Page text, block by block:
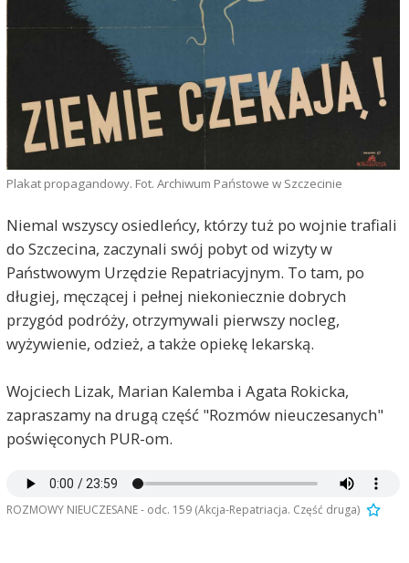
Plakat propagandowy. Fot. Archiwum Państowe w Szczecinie
Niemal wszyscy osiedleńcy, którzy tuż po wojnie trafiali
do Szczecina, zaczynali swój pobyt od wizyty w
Państwowym Urzędzie Repatriacyjnym. To tam, po
długiej, męczącej i pełnej niekoniecznie dobrych
przygód podróży, otrzymywali pierwszy nocleg,
wyżywienie, odzież, a także opiekę lekarską.
Wojciech Lizak, Marian Kalemba i Agata Rokicka,
zapraszamy na drugą część "Rozmów nieuczesanych"
poświęconych PUR-om.
ROZMOWY NIEUCZESANE - odc. 159 (Akcja-Repatriacja. Część druga)